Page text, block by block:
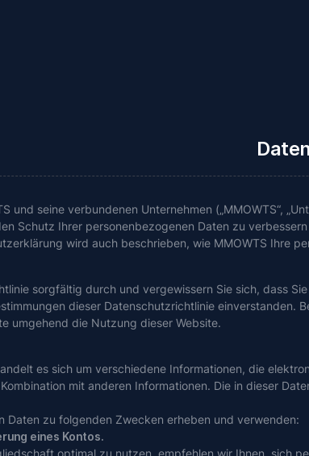
und seine verbundenen Unternehmen („MMOWTS“,
Schutz Ihrer personenbezogenen Daten zu
wird auch beschrieben, wie MMOWTS Ihre
sorgfältig durch und vergewissern Sie sich, dass
dieser Datenschutzrichtlinie einverstanden.
umgehend die Nutzung dieser Website.
es sich um verschiedene Informationen, die
mit anderen Informationen. Die in dieser
Daten zu folgenden Zwecken erheben und verwenden:
eines Kontos.
optimal zu nutzen, empfehlen wir Ihnen, sich